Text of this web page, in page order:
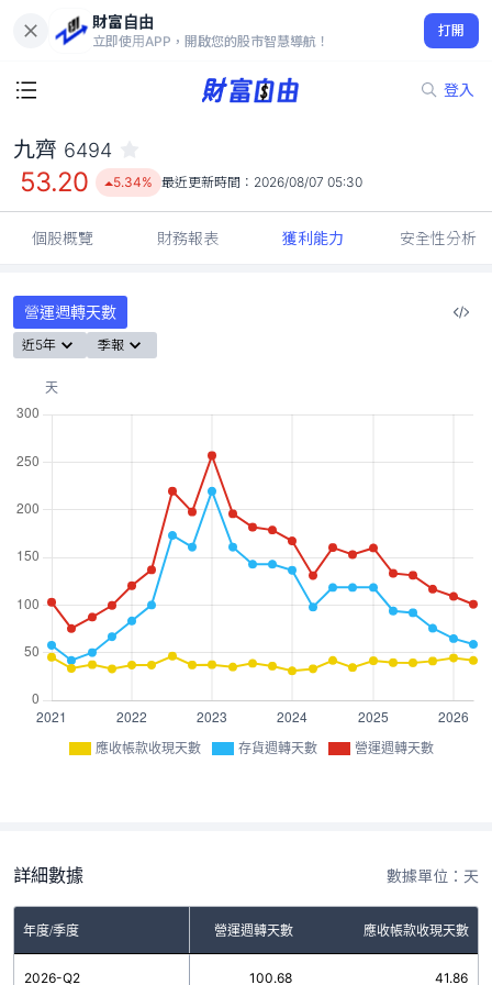
財富自由
立即使用APP，開啟您的股市智慧導航！
打開
登入
53.20
5.34%
九齊 6494
53.20 5.34% 最近更新時間： 2026/08/07 05:30
個股概覽 財務報表 獲利能力 安全性分析
營運週轉天數
近5年 季報
應收帳款收現天數 存貨週轉天數 營運週轉天數
詳細數據 數據單位：天
年度/季度
存貨週轉天數 營運週轉天數 應收帳款收現天數
2026-Q2 100.68 41.86